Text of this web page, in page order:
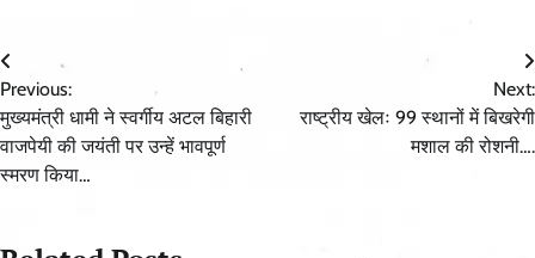
Post
navigation
Previous:
मुख्यमंत्री धामी ने स्वर्गीय अटल बिहारी
वाजपेयी की जयंती पर उन्हें भावपूर्ण
स्मरण किया…
Next:
राष्ट्रीय खेलः 99 स्थानों में बिखरेगी
मशाल की रोशनी….